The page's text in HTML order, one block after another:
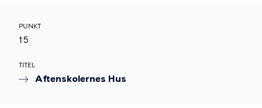
PUNKT
15
TITEL
Aftenskolernes Hus